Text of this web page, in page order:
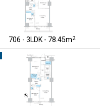
706 - 3LDK - 78.45m2